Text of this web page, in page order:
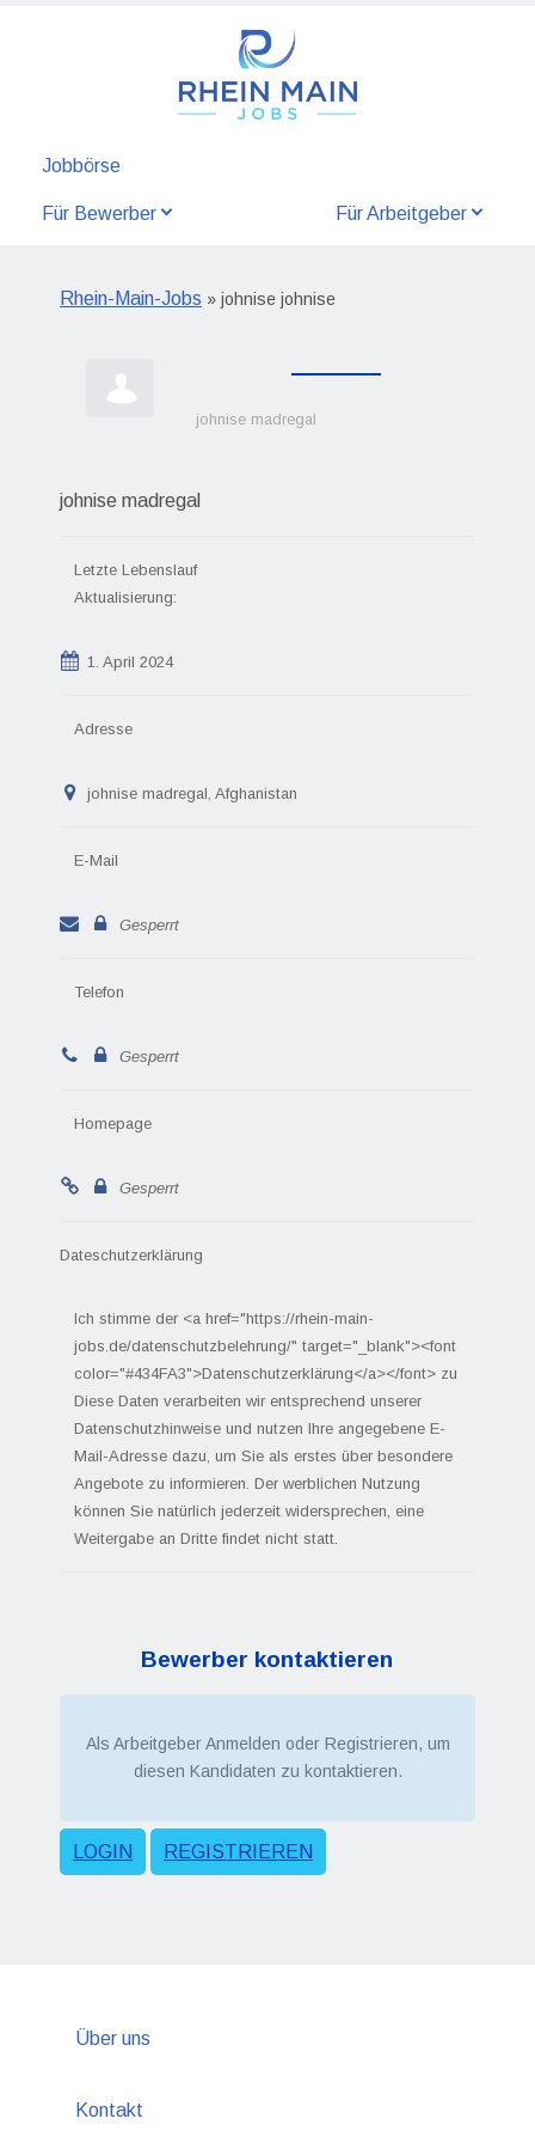
Jobbörse
Für Bewerber Für Arbeitgeber
Rhein-Main-Jobs » johnise johnise
johnise madregal
johnise madregal
Letzte Lebenslauf
Aktualisierung:
1. April 2024
Adresse
johnise madregal, Afghanistan
E-Mail
Gesperrt
Telefon
Gesperrt
Homepage
Gesperrt
Dateschutzerklärung
Ich stimme der <a href="https://rhein-main-
jobs.de/datenschutzbelehrung/" target="_blank"><font
color="#434FA3">Datenschutzerklärung</a></font> zu
Diese Daten verarbeiten wir entsprechend unserer
Datenschutzhinweise und nutzen Ihre angegebene E-
Mail-Adresse dazu, um Sie als erstes über besondere
Angebote zu informieren. Der werblichen Nutzung
können Sie natürlich jederzeit widersprechen, eine
Weitergabe an Dritte findet nicht statt.
Bewerber kontaktieren
Als Arbeitgeber Anmelden oder Registrieren, um
diesen Kandidaten zu kontaktieren.
LOGIN REGISTRIEREN
Über uns
Kontakt